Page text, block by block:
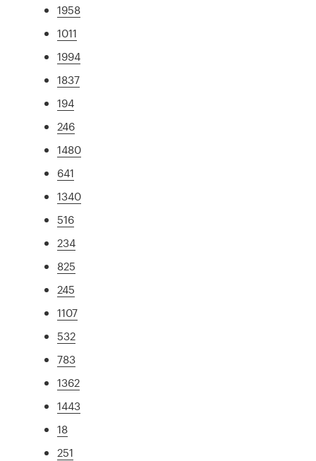
1958
1011
1994
1837
194
246
1480
641
1340
516
234
825
245
1107
532
783
1362
1443
18
251